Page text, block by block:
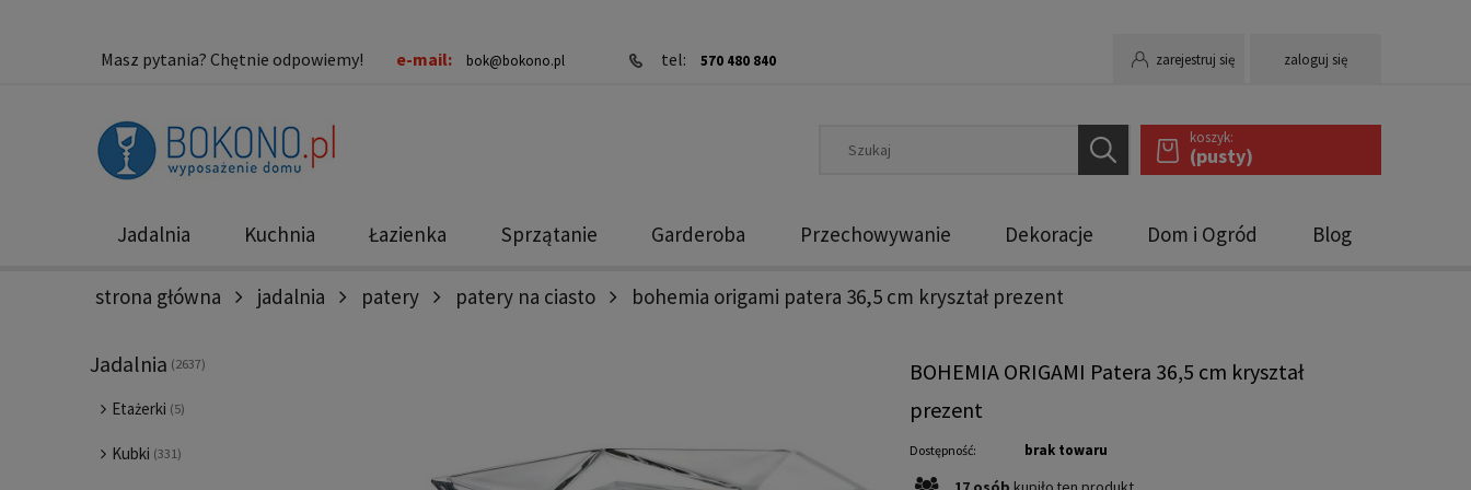
zarejestruj się zaloguj się
Masz pytania? Chętnie odpowiemy! e-mail: bok@bokono.pl tel: 570 480 840
koszyk:
(pusty)
Jadalnia Kuchnia Łazienka Sprzątanie Garderoba Przechowywanie Dekoracje Dom i Ogród Blog
Nowości Promocje
strona główna jadalnia patery patery na ciasto bohemia origami patera 36,5 cm kryształ prezent
Jadalnia (2637)
Etażerki (5)
Kubki (331)
BOHEMIA ORIGAMI Patera 36,5 cm kryształ
prezent
Dostępność: brak towaru